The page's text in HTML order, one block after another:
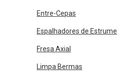
Entre-Cepas
Espalhadores de Estrume
Fresa Axial
Limpa Bermas